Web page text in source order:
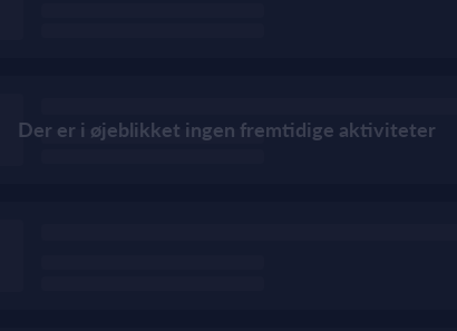
Der er i øjeblikket ingen fremtidige aktiviteter